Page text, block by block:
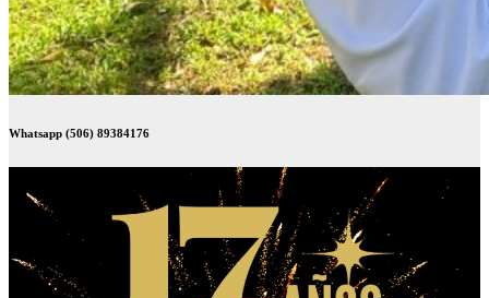
Whatsapp (506) 89384176